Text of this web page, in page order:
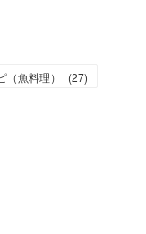
（魚料理） (27)